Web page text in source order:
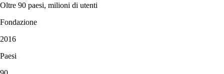
Oltre 90 paesi, milioni di utenti
Fondazione
2016
Paesi